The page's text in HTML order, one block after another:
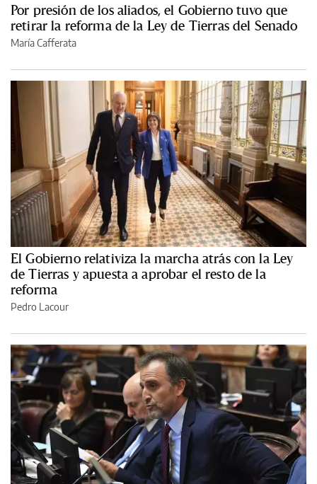
Por presión de los aliados, el Gobierno tuvo que
retirar la reforma de la Ley de Tierras del Senado
María Cafferata
El Gobierno relativiza la marcha atrás con la Ley
de Tierras y apuesta a aprobar el resto de la
reforma
Pedro Lacour